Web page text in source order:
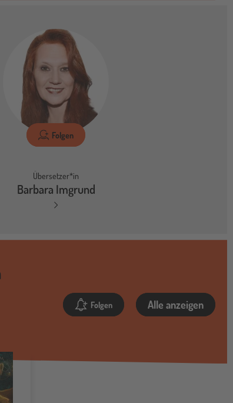
Folgen
Übersetzer*in
Barbara Imgrund
Folgen Alle anzeigen